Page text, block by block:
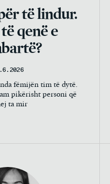
të lindur.
qenë e
fëmijën tim të dytë.
pikërisht personi që
ta mir